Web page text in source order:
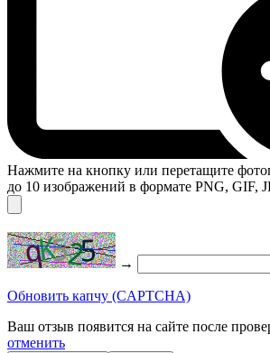
Нажмите на кнопку или перетащите
до 10 изображений в формате PNG, GIF,
→
Обновить капчу (CAPTCHA)
Ваш отзыв появится на сайте после
отменить